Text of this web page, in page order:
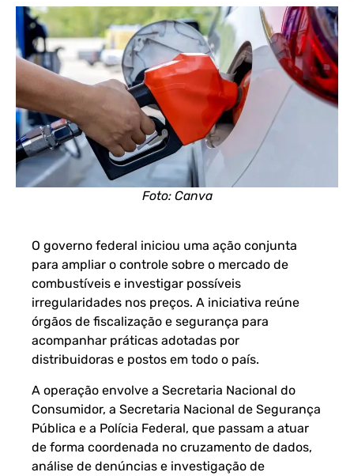
Foto: Canva
O governo federal iniciou uma ação conjunta
para ampliar o controle sobre o mercado de
combustíveis e investigar possíveis
irregularidades nos preços. A iniciativa reúne
órgãos de fiscalização e segurança para
acompanhar práticas adotadas por
distribuidoras e postos em todo o país.
A operação envolve a Secretaria Nacional do
Consumidor, a Secretaria Nacional de Segurança
Pública e a Polícia Federal, que passam a atuar
de forma coordenada no cruzamento de dados,
análise de denúncias e investigação de